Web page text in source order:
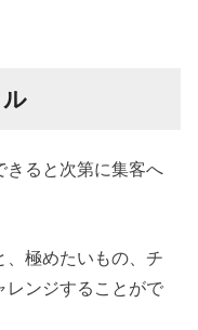
きると次第に集客へ
、極めたいもの、チ
レンジすることがで